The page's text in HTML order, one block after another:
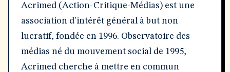
Acrimed (Action-Critique-Médias) est une
association d'intérêt général à but non
lucratif, fondée en 1996. Observatoire des
médias né du mouvement social de 1995,
Acrimed cherche à mettre en commun